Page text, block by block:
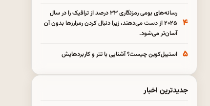
۴
رسانه‌های بومی رمزنگاری ۳۳ درصد از ترافیک را در سال
۲۰۲۵ از دست می‌دهند، زیرا دنبال کردن رمزارزها بدون آن
آسان‌تر می‌شود.
۵ استیبل‌کوین چیست؟ آشنایی با تتر و کاربردهایش
جدیدترین اخبار